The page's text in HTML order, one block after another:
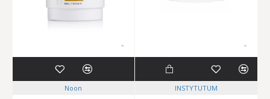
Noon INSTYTUTUM